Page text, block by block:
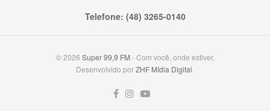
Telefone: (48) 3265-0140
© 2026 Super 99,9 FM - Com você, onde estiver.
Desenvolvido porZHF Mídia Digital